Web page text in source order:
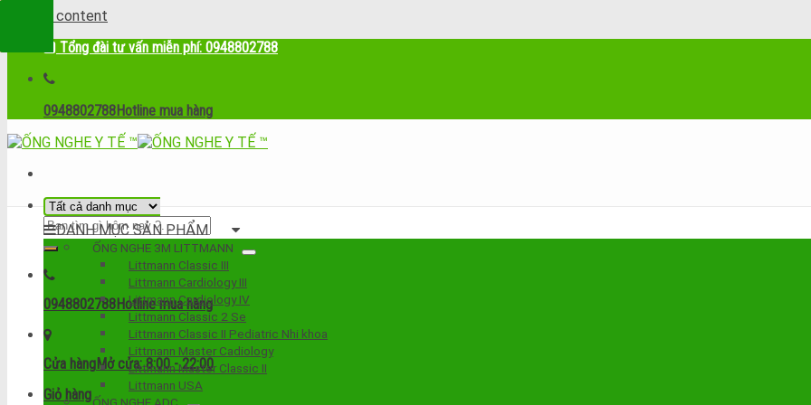
Skip to content
Tổng đài tư vấn miễn phí: 0948802788
0948802788Hotline mua hàng
0948802788Hotline mua hàng
Cửa hàngMở cửa: 8:00 - 22:00
Giỏ hàng
DANH MỤC SẢN PHẨM
ỐNG NGHE 3M LITTMANN
Littmann Classic III
Littmann Cardiology III
Littmann Cardiology IV
Littmann Classic 2 Se
Littmann Classic II Pediatric Nhi khoa
Littmann Master Cadiology
Littmann Master Classic II
Littmann USA